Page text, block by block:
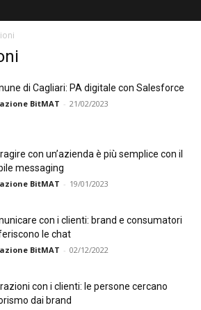
di Cagliari: PA digitale con Salesforce
BitMAT - 21/02/2023
con un’azienda è più semplice con il
messaging
BitMAT - 19/01/2023
con i clienti: brand e consumatori
le chat
BitMAT - 02/12/2022
con i clienti: le persone cercano
dai brand